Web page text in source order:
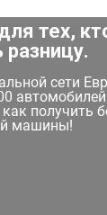
тех,
разницу.
сети
получить
машины!